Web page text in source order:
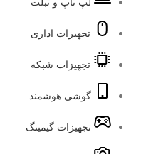
تجهیزات اداری
تجهیزات شبکه
گوشی هوشمند
تجهیزات گیمینگ